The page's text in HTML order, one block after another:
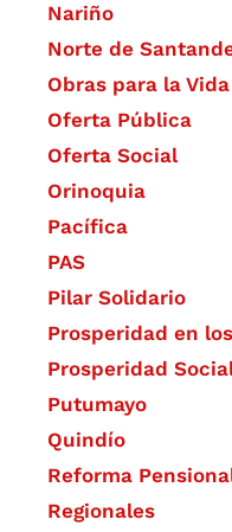
Nariño
Norte de
Obras para la Vida
Oferta Pública
Oferta Social​​
Orinoquia
Pacífica
PAS
Pilar Solidario
Prosperidad en
Prosperidad
Putumayo
Quindío
Reforma
Regionales